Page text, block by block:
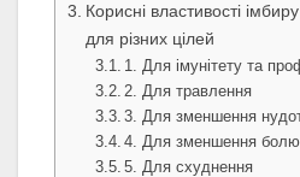
Корисні властивості
для різних цілей
1. Для імунітету та
2. Для травлення
3. Для зменшення
4. Для зменшення болю
5. Для схуднення